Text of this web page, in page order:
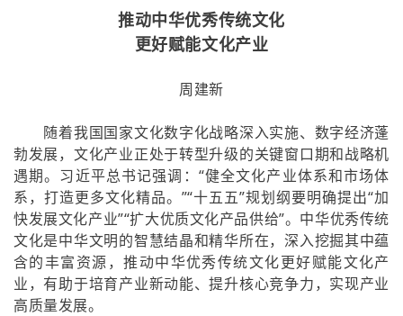
推动中华优秀传统文化
更好赋能文化产业
周建新
随着我国国家文化数字化战略深入实施、数字经济蓬
勃发展，文化产业正处于转型升级的关键窗口期和战略机
遇期。习近平总书记强调：“健全文化产业体系和市场体
系，打造更多文化精品。”“十五五”规划纲要明确提出“加
快发展文化产业”“扩大优质文化产品供给”。中华优秀传统
文化是中华文明的智慧结晶和精华所在，深入挖掘其中蕴
含的丰富资源，推动中华优秀传统文化更好赋能文化产
业，有助于培育产业新动能、提升核心竞争力，实现产业
高质量发展。